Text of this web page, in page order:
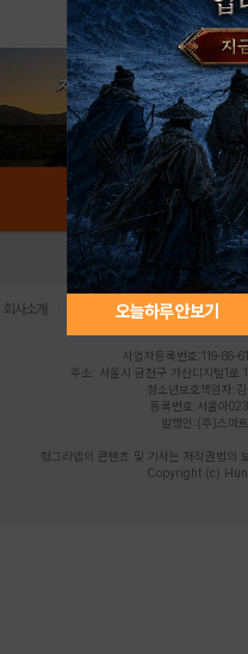
오늘하루 안보기
로그인
회사소개 | 개인정보 처리방침
사업자등록번호:119-86-
주소: 서울시 금천구 가산디지털1
청소년보호책임자:
등록번호:서울아
발행인:(주)스마
헝그리앱의 콘텐츠 및 기사는 저작권법의
Copyright (c)